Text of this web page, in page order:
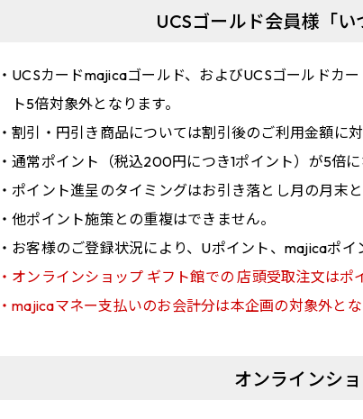
UCSゴールド会員様 「
UCSカードmajicaゴールド、およびUCSゴールドカ
ト5倍対象外となります。
割引・円引き商品については割引後のご利用金額に
通常ポイント（税込200円につき1ポイント）が5倍に
ポイント進呈のタイミングはお引き落とし月の月末と
他ポイント施策との重複はできません。
お客様のご登録状況により、Uポイント、majicaポイ
オンラインショップ ギフト館での 店頭受取注文はポ
majicaマネー支払いのお会計分は本企画の対象外とな
オンラインシ